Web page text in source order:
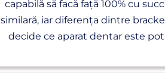
capabilă să facă față 100% cu
similară, iar diferența dintre
decide ce aparat dentar este